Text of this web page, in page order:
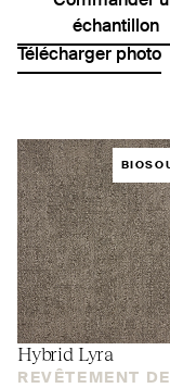
échantillon
Télécharger photo
Hybrid Lyra
REVÊTEMENT